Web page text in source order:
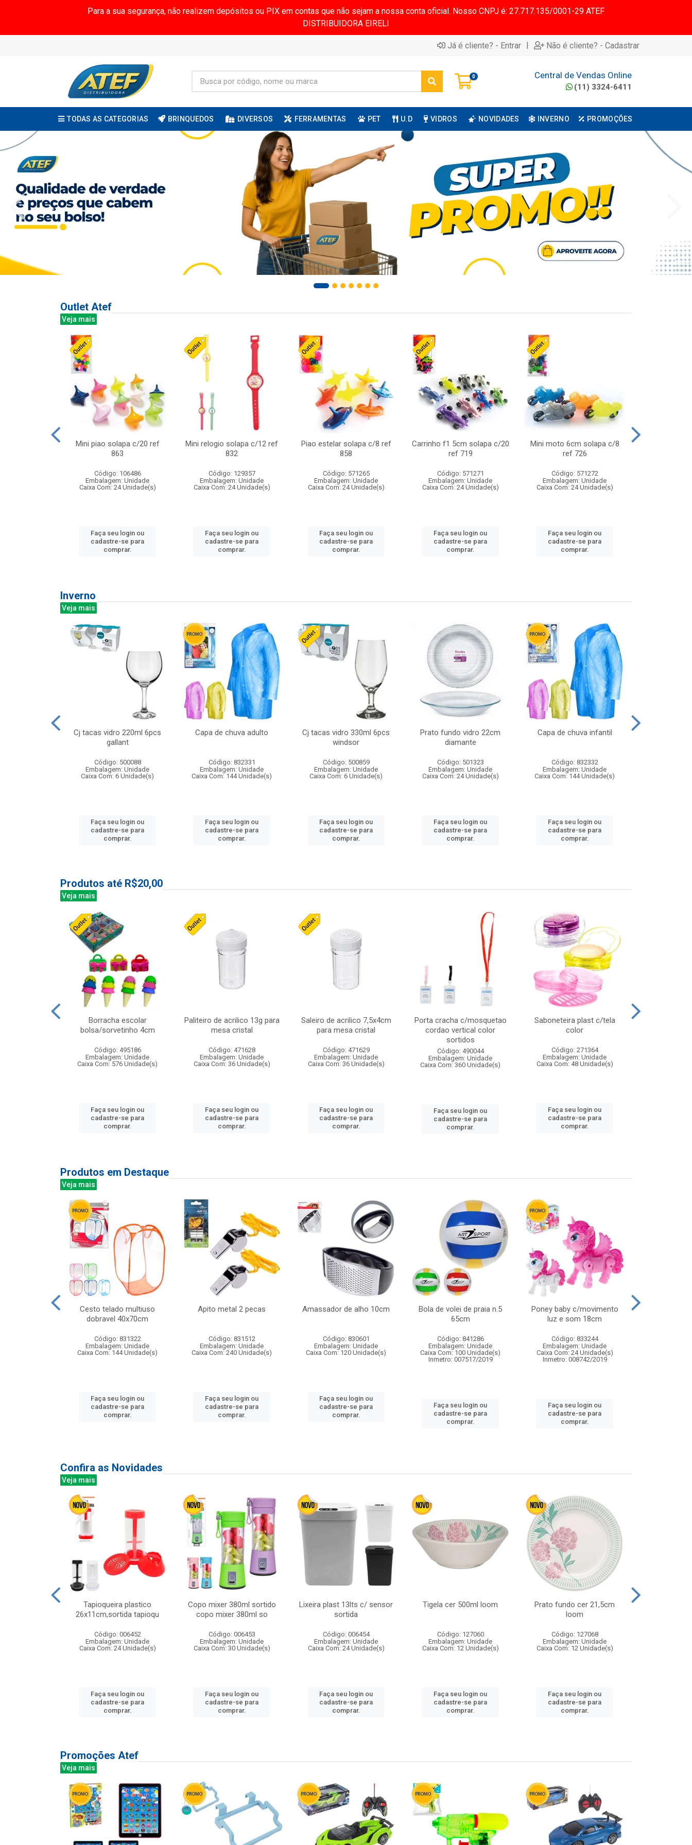
Para a sua segurança, não realizem depósitos ou PIX em contas que não sejam a nossa conta oficial. Nosso CNPJ é: 27.717.135/0001-29 ATEF
DISTRIBUIDORA EIRELI
Já é cliente? - Entrar | Não é cliente? - Cadastrar
0 Central de Vendas Online
(11) 3324-6411
TODAS AS CATEGORIAS BRINQUEDOS DIVERSOS FERRAMENTAS PET U.D VIDROS NOVIDADES INVERNO PROMOÇÕES
Outlet Atef
Veja mais
Mini piao solapa c/20 ref
863
Código: 106486
Embalagem: Unidade
Caixa Com: 24 Unidade(s)
Faça seu login ou
cadastre-se para
comprar.
Mini relogio solapa c/12 ref
832
Código: 129357
Embalagem: Unidade
Caixa Com: 24 Unidade(s)
Faça seu login ou
cadastre-se para
comprar.
Piao estelar solapa c/8 ref
858
Código: 571265
Embalagem: Unidade
Caixa Com: 24 Unidade(s)
Faça seu login ou
cadastre-se para
comprar.
Carrinho f1 5cm solapa c/20
ref 719
Código: 571271
Embalagem: Unidade
Caixa Com: 24 Unidade(s)
Faça seu login ou
cadastre-se para
comprar.
Mini moto 6cm solapa c/8
ref 726
Código: 571272
Embalagem: Unidade
Caixa Com: 24 Unidade(s)
Faça seu login ou
cadastre-se para
comprar.
Inverno
Veja mais
Cj tacas vidro 220ml 6pcs
gallant
Código: 500088
Embalagem: Unidade
Caixa Com: 6 Unidade(s)
Faça seu login ou
cadastre-se para
comprar.
Capa de chuva adulto
Código: 832331
Embalagem: Unidade
Caixa Com: 144 Unidade(s)
Faça seu login ou
cadastre-se para
comprar.
Cj tacas vidro 330ml 6pcs
windsor
Código: 500859
Embalagem: Unidade
Caixa Com: 6 Unidade(s)
Faça seu login ou
cadastre-se para
comprar.
Prato fundo vidro 22cm
diamante
Código: 501323
Embalagem: Unidade
Caixa Com: 24 Unidade(s)
Faça seu login ou
cadastre-se para
comprar.
Capa de chuva infantil
Código: 832332
Embalagem: Unidade
Caixa Com: 144 Unidade(s)
Faça seu login ou
cadastre-se para
comprar.
Produtos até R$20,00
Veja mais
Borracha escolar
bolsa/sorvetinho 4cm
Código: 495186
Embalagem: Unidade
Caixa Com: 576 Unidade(s)
Faça seu login ou
cadastre-se para
comprar.
Paliteiro de acrilico 13g para
mesa cristal
Código: 471628
Embalagem: Unidade
Caixa Com: 36 Unidade(s)
Faça seu login ou
cadastre-se para
comprar.
Saleiro de acrilico 7,5x4cm
para mesa cristal
Código: 471629
Embalagem: Unidade
Caixa Com: 36 Unidade(s)
Faça seu login ou
cadastre-se para
comprar.
Porta cracha c/mosquetao
cordao vertical color
sortidos
Código: 490044
Embalagem: Unidade
Caixa Com: 360 Unidade(s)
Faça seu login ou
cadastre-se para
comprar.
Saboneteira plast c/tela
color
Código: 271364
Embalagem: Unidade
Caixa Com: 48 Unidade(s)
Faça seu login ou
cadastre-se para
comprar.
Produtos em Destaque
Veja mais
Cesto telado multiuso
dobravel 40x70cm
Código: 831322
Embalagem: Unidade
Caixa Com: 144 Unidade(s)
Faça seu login ou
cadastre-se para
comprar.
Apito metal 2 pecas
Código: 831512
Embalagem: Unidade
Caixa Com: 240 Unidade(s)
Faça seu login ou
cadastre-se para
comprar.
Amassador de alho 10cm
Código: 830601
Embalagem: Unidade
Caixa Com: 120 Unidade(s)
Faça seu login ou
cadastre-se para
comprar.
Bola de volei de praia n.5
65cm
Código: 841286
Embalagem: Unidade
Caixa Com: 100 Unidade(s)
Inmetro: 007517/2019
Faça seu login ou
cadastre-se para
comprar.
Poney baby c/movimento
luz e som 18cm
Código: 833244
Embalagem: Unidade
Caixa Com: 24 Unidade(s)
Inmetro: 008742/2019
Faça seu login ou
cadastre-se para
comprar.
Confira as Novidades
Veja mais
Tapioqueira plastico
26x11cm,sortida tapioqu
Código: 006452
Embalagem: Unidade
Caixa Com: 24 Unidade(s)
Faça seu login ou
cadastre-se para
comprar.
Copo mixer 380ml sortido
copo mixer 380ml so
Código: 006453
Embalagem: Unidade
Caixa Com: 30 Unidade(s)
Faça seu login ou
cadastre-se para
comprar.
Lixeira plast 13lts c/ sensor
sortida
Código: 006454
Embalagem: Unidade
Caixa Com: 24 Unidade(s)
Faça seu login ou
cadastre-se para
comprar.
Tigela cer 500ml loom
Código: 127060
Embalagem: Unidade
Caixa Com: 12 Unidade(s)
Faça seu login ou
cadastre-se para
comprar.
Prato fundo cer 21,5cm
loom
Código: 127068
Embalagem: Unidade
Caixa Com: 12 Unidade(s)
Faça seu login ou
cadastre-se para
comprar.
Promoções Atef
Veja mais